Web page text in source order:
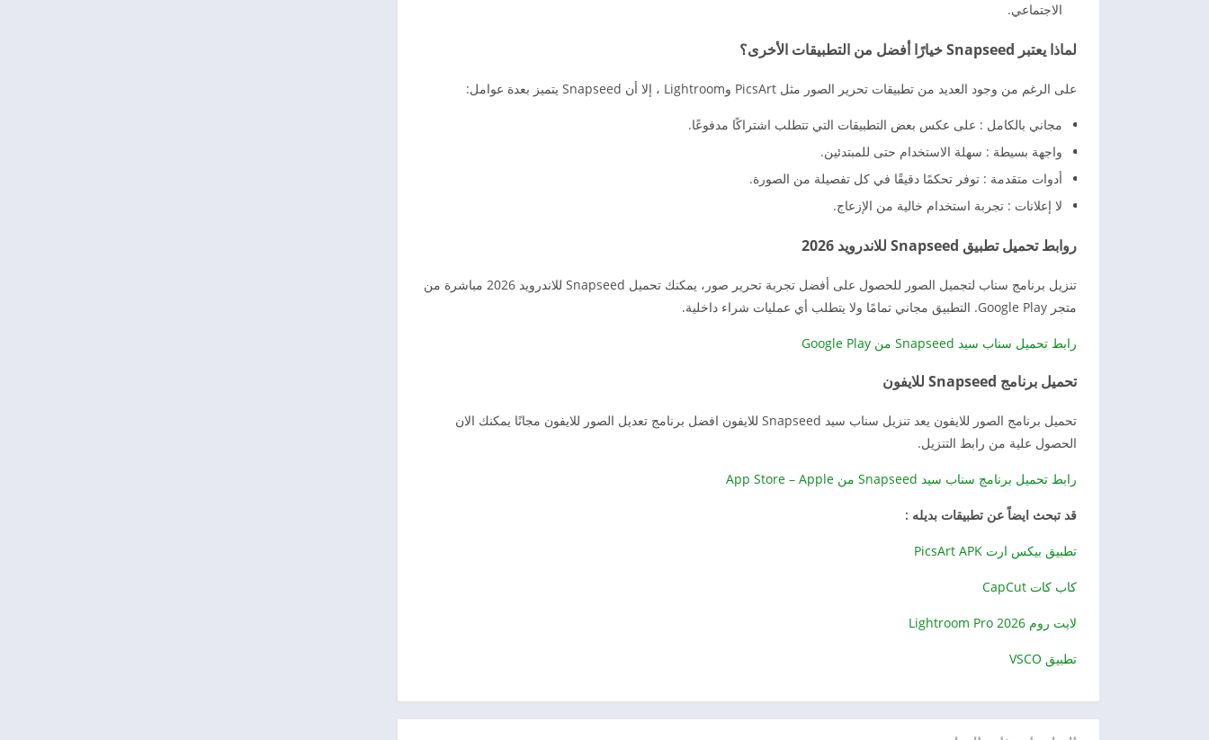
الاجتماعي.
لماذا يعتبر Snapseed خيارًا أفضل من التطبيقات الأخرى؟
على الرغم من وجود العديد من تطبيقات تحرير الصور مثل PicsArt وLightroom ، إلا أن Snapseed يتميز بعدة عوامل:
مجاني بالكامل : على عكس بعض التطبيقات التي تتطلب اشتراكًا مدفوعًا.
واجهة بسيطة : سهلة الاستخدام حتى للمبتدئين.
أدوات متقدمة : توفر تحكمًا دقيقًا في كل تفصيلة من الصورة.
لا إعلانات : تجربة استخدام خالية من الإزعاج.
روابط تحميل تطبيق Snapseed للاندرويد 2026
تنزيل برنامج سناب لتجميل الصور للحصول على أفضل تجربة تحرير صور، يمكنك تحميل Snapseed للاندرويد 2026 مباشرة من
متجر Google Play. التطبيق مجاني تمامًا ولا يتطلب أي عمليات شراء داخلية.
رابط تحميل سناب سيد Snapseed من Google Play
تحميل برنامج Snapseed للايفون
تحميل برنامج الصور للايفون يعد تنزيل سناب سيد Snapseed للايفون افضل برنامج تعديل الصور للايفون مجانًا يمكنك الان
الحصول علية من رابط التنزيل.
رابط تحميل برنامج سناب سيد Snapseed من App Store – Apple
قد تبحث ايضاً عن تطبيقات بديله :
تطبيق بيكس ارت PicsArt APK
كاب كات CapCut
لايت روم Lightroom Pro 2026
تطبيق VSCO